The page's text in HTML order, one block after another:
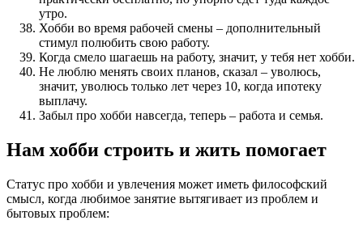
утро.
Хобби во время рабочей смены – дополнительный
стимул полюбить свою работу.
Когда смело шагаешь на работу, значит, у тебя нет хобби.
Не люблю менять своих планов, сказал – уволюсь,
значит, уволюсь только лет через 10, когда ипотеку
выплачу.
Забыл про хобби навсегда, теперь – работа и семья.
Нам хобби строить и жить помогает
Статус про хобби и увлечения может иметь философский
смысл, когда любимое занятие вытягивает из проблем и
бытовых проблем: